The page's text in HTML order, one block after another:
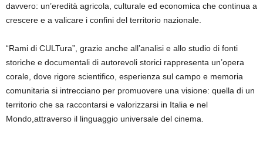
davvero: un’eredità agricola, culturale ed economica che continua a
crescere e a valicare i confini del territorio nazionale
“Rami di CULTura” , grazie anche all’analisi e allo studio di fonti
storiche e documentali di autorevoli storici rappresenta un’opera
corale, dove rigore scientifico, esperienza sul campo e memoria
comunitaria si intrecciano per promuovere una visione: quella di un
territorio che sa raccontarsi e valorizzarsi in Italia e nel
Mondo attraverso il linguaggio universale del cinema